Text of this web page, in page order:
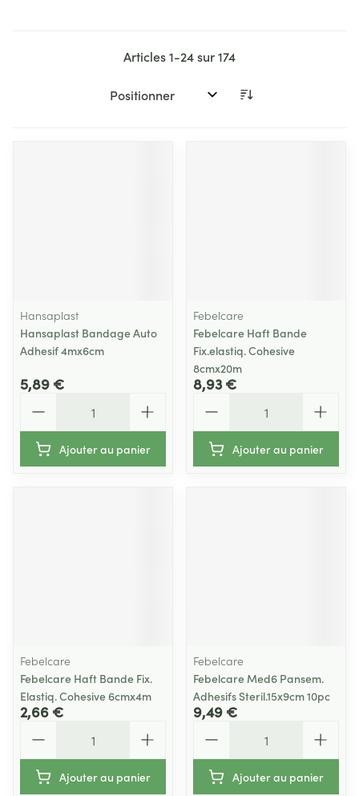
Articles1-24sur174
Trier par:
Hansaplast
Hansaplast Bandage Auto
Adhesif 4mx6cm
5,89 €
Ajouter au panier
Febelcare
Febelcare Haft Bande
Fix.elastiq. Cohesive
8cmx20m
8,93 €
Ajouter au panier
Febelcare
Febelcare Haft Bande Fix.
Elastiq. Cohesive 6cmx4m
2,66 €
Ajouter au panier
Febelcare
Febelcare Med6 Pansem.
Adhesifs Steril.15x9cm 10pc
9,49 €
Ajouter au panier